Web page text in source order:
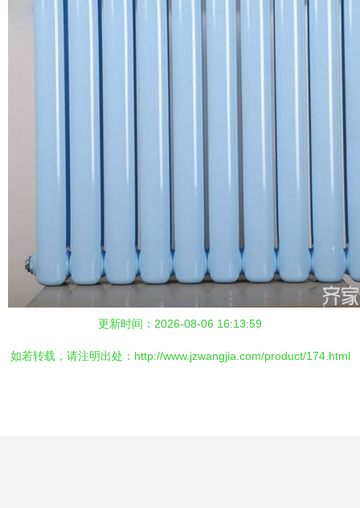
更新时间：2026-08-06 16:13:59
如若转载，请注明出处：http://www.jzwangjia.com/product/174.html